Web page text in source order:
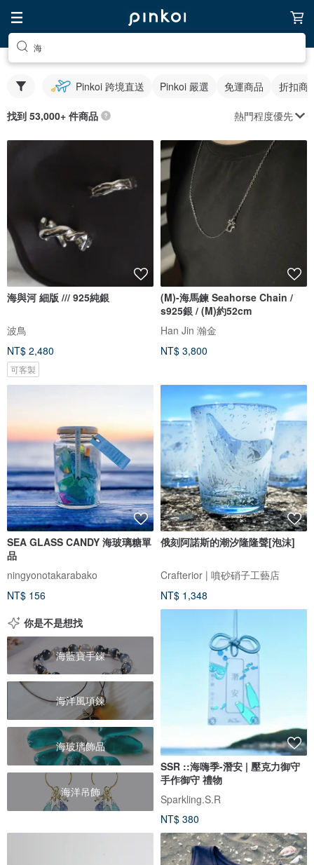
海
Pinkoi 跨境直送 Pinkoi 嚴選 免運商品 折扣商
找到 53,000+ 件商品 熱門程度優先
海與河 細版 /// 925純銀
波鳥
NT$ 2,480
可客製
(M)-海馬鍊 Seahorse Chain /
s925銀 / (M)約52cm
Han Jin 瀚金
NT$ 3,800
SEA GLASS CANDY 海玻璃糖單
品
ningyonotakarabako
NT$ 156
俄刻阿諾斯的潮汐隆隆聲[泡沫]
Crafterior | 噴砂硝子工藝店
NT$ 1,348
你是不是想找
海藍寶手鍊
海洋風項鍊
海玻璃飾品
海洋吊飾
SSR ::海嗨季-潛安 | 壓克力御守
手作御守 禮物
Sparkling.S.R
NT$ 380